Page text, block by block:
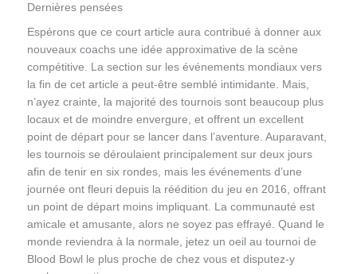
Dernières pensées
Espérons que ce court article aura contribué à donner aux
nouveaux coachs une idée approximative de la scène
compétitive. La section sur les événements mondiaux vers
la fin de cet article a peut-être semblé intimidante. Mais,
n’ayez crainte, la majorité des tournois sont beaucoup plus
locaux et de moindre envergure, et offrent un excellent
point de départ pour se lancer dans l’aventure. Auparavant,
les tournois se déroulaient principalement sur deux jours
afin de tenir en six rondes, mais les événements d’une
journée ont fleuri depuis la réédition du jeu en 2016, offrant
un point de départ moins impliquant. La communauté est
amicale et amusante, alors ne soyez pas effrayé. Quand le
monde reviendra à la normale, jetez un oeil au tournoi de
Blood Bowl le plus proche de chez vous et disputez-y